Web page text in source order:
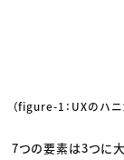
（figure-1：UXのハ
7つの要素は3つに大